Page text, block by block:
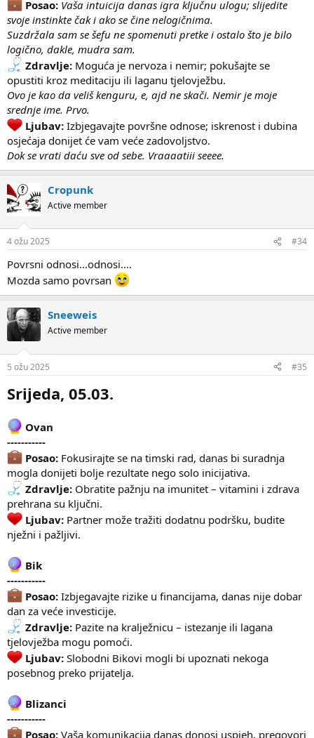
Posao: Vaša intuicija danas igra ključnu ulogu; slijedite
svoje instinkte čak i ako se čine nelogičnima.
Suzdržala sam se šefu ne spomenuti pretke i ostalo što je bilo
logično, dakle, mudra sam.
Zdravlje: Moguća je nervoza i nemir; pokušajte se
opustiti kroz meditaciju ili laganu tjelovježbu.
Ovo je kao da veliš kenguru, e, ajd ne skači. Nemir je moje
srednje ime. Prvo.
Ljubav: Izbjegavajte površne odnose; iskrenost i dubina
osjećaja donijet će vam veće zadovoljstvo.
Dok se vrati daću sve od sebe. Vraaaatiii seeee.
Cropunk
Active member
4 ožu 2025 #34
Povrsni odnosi...odnosi....
Mozda samo povrsan
Sneeweis
Active member
5 ožu 2025 #35
Srijeda, 05.03.
Ovan
-----------
Posao: Fokusirajte se na timski rad, danas bi suradnja
mogla donijeti bolje rezultate nego solo inicijativa.
Zdravlje: Obratite pažnju na imunitet – vitamini i zdrava
prehrana su ključni.
Ljubav: Partner može tražiti dodatnu podršku, budite
nježni i pažljivi.
Bik
-----------
Posao: Izbjegavajte rizike u financijama, danas nije dobar
dan za veće investicije.
Zdravlje: Pazite na kralježnicu – istezanje ili lagana
tjelovježba mogu pomoći.
Ljubav: Slobodni Bikovi mogli bi upoznati nekoga
posebnog preko prijatelja.
Blizanci
-----------
Posao: Vaša komunikacija danas donosi uspjeh, pregovori